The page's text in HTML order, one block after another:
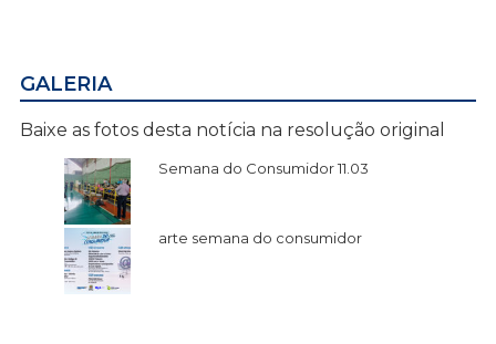
GALERIA
Baixe as fotos desta notícia na resolução original
Semana do Consumidor 11.03
arte semana do consumidor